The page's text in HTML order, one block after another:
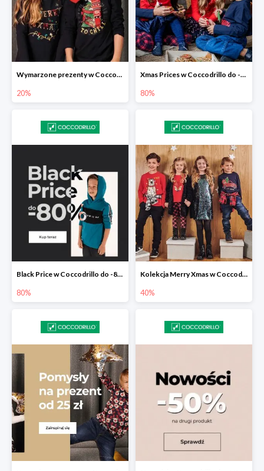
Wymarzone prezenty w Coccodrillo -20%
20%
Xmas Prices w Coccodrillo do -80%
80%
Black Price w Coccodrillo do -80%
80%
Kolekcja Merry Xmas w Coccodrillo do -40%
40%